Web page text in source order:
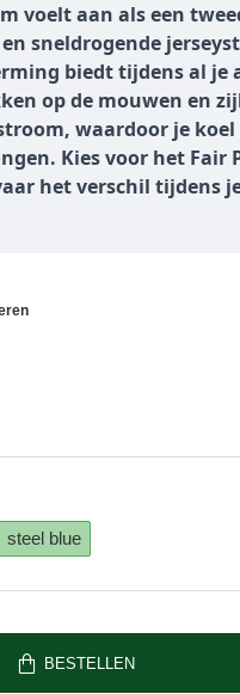
voelt aan als een
sneldrogende
biedt tijdens al je
op de mouwen en
waardoor je koel
Kies voor het Fair
het verschil tijdens
steel blue
BESTELLEN